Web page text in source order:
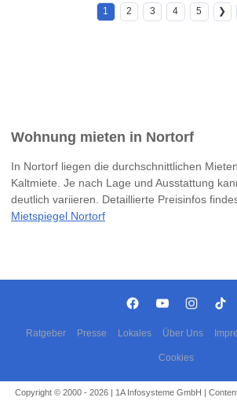
1 2 3 4 5 ❯
Wohnung mieten in Nortorf
In Nortorf liegen die durchschnittlichen
Kaltmiete. Je nach Lage und Ausstattung
deutlich variieren. Detaillierte Preisinfos
Mietspiegel Nortorf
Ratgeber Presse Lokales Über Uns
Cookies
Copyright © 2000 - 2026 | 1A Infosysteme GmbH |